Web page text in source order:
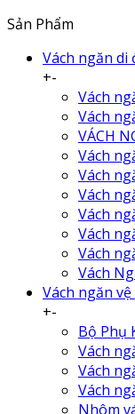
Sản Phẩm
Vách ngăn di
+-
Vách
Vách
VÁCH
Vách
Vách
Vách
Vách
Vách
Vách
Vách
Vách ngăn
+-
Bộ Phụ
Vách
Vách
Vách
Nhôm